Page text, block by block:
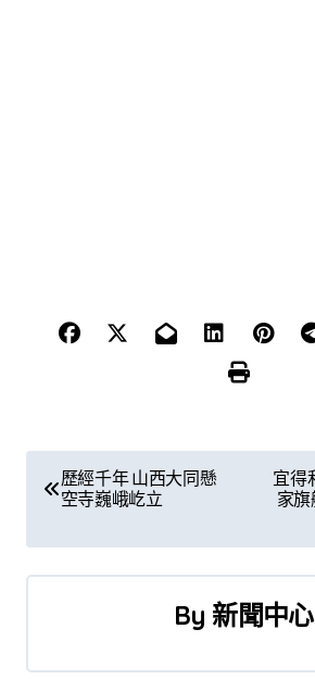
文
導
歷經千年 山西大同懸
空寺巍峨屹立
宜得
家
By 新聞中心